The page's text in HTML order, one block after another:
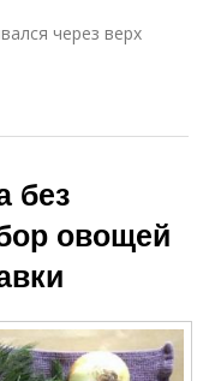
через верх
без
овощей